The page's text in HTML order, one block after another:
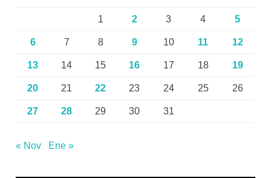
1 2 3 4 5
6 7 8 9 10 11 12
13 14 15 16 17 18 19
20 21 22 23 24 25 26
27 28 29 30 31
« Nov Ene »